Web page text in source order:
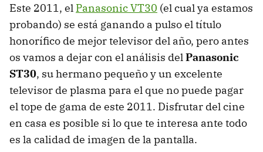
Este 2011, el Panasonic VT30 (el cual ya estamos
probando) se está ganando a pulso el título
honorífico de mejor televisor del año, pero antes
os vamos a dejar con el análisis delPanasonic
ST30, su hermano pequeño y un excelente
televisor de plasma para el que no puede pagar
el tope de gama de este 2011. Disfrutar del cine
en casa es posible si lo que te interesa ante todo
es la calidad de imagen de la pantalla.